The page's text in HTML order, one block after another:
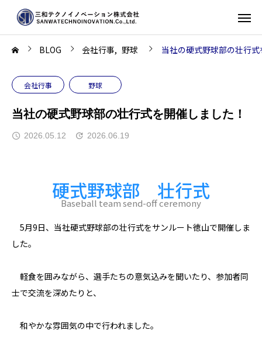
BLOG 会社行事 野球 当社の硬式野球部の壮行
会社行事 野球
当社の硬式野球部の壮行式を開催しました！
2026.05.12 2026.06.19
硬式野球部 壮行式
Baseball team send-off ceremony
5月9日、当社硬式野球部の壮行式をサンルート徳山で開催しま
した。
軽食を囲みながら、選手たちの意気込みを聞いたり、参加者同
士で交流を深めたりと、
和やかな雰囲気の中で行われました。